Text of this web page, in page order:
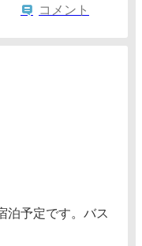
コメント
泊予定です。バス